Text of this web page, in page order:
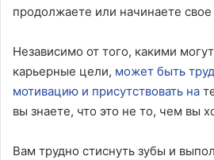
продолжаете или начинаете свое
Независимо от того, какими
карьерные цели, может быть
мотивацию и присутствовать на
вы знаете, что это не то, чем вы
Вам трудно стиснуть зубы и